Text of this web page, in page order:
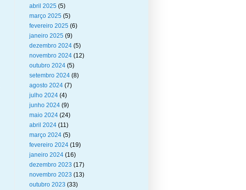
abril 2025 (5)
março 2025 (5)
fevereiro 2025 (6)
janeiro 2025 (9)
dezembro 2024 (5)
novembro 2024 (12)
outubro 2024 (5)
setembro 2024 (8)
agosto 2024 (7)
julho 2024 (4)
junho 2024 (9)
maio 2024 (24)
abril 2024 (11)
março 2024 (5)
fevereiro 2024 (19)
janeiro 2024 (16)
dezembro 2023 (17)
novembro 2023 (13)
outubro 2023 (33)